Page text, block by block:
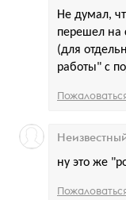
Не думал,
перешел на
(для
работы" с
ну это же